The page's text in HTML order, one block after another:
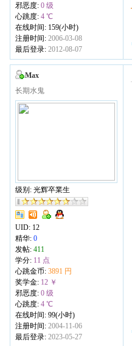
邪恶度: 0 级
心跳度: 4 ℃
在线时间: 159(小时)
注册时间: 2006-03-08
最后登录: 2012-08-07
Max
长期水鬼
级别: 光辉卒業生
UID: 12
精华: 0
发帖: 411
学分: 11 点
心跳金币: 3891 円
奖学金: 12 ￥
邪恶度: 0 级
心跳度: 4 ℃
在线时间: 99(小时)
注册时间: 2004-11-06
最后登录: 2023-05-27